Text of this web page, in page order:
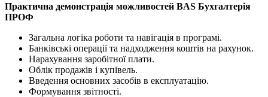
Практична демонстрація можливостей BAS Бухгалтерія
ПРОФ
Загальна логіка роботи та навігація в програмі.
Банківські операції та надходження коштів на рахунок.
Нарахування заробітної плати.
Облік продажів і купівель.
Введення основних засобів в експлуатацію.
Формування звітності.